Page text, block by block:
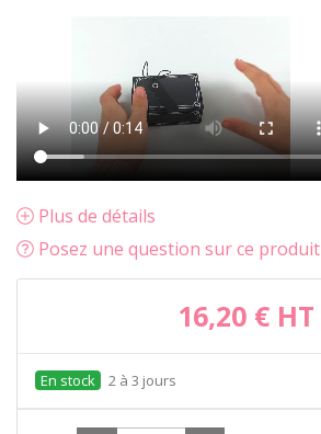
Plus de détails
Posez une question sur ce produit
16,20 € HT
2 à 3 jours